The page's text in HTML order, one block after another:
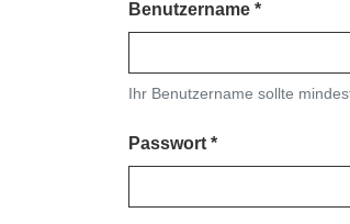
Benutzername
Ihr Benutzername sollte
Passwort